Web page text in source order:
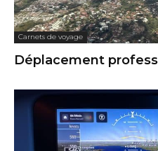
Carnets de voyage
Déplacement